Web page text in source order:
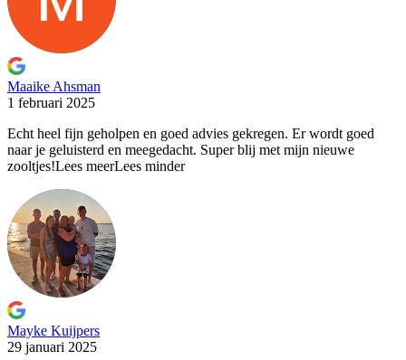
Maaike Ahsman
1 februari 2025
Echt heel fijn geholpen en goed advies gekregen. Er wordt goed
naar je geluisterd en meegedacht. Super blij met mijn nieuwe
zooltjes!Lees meerLees minder
Mayke Kuijpers
29 januari 2025